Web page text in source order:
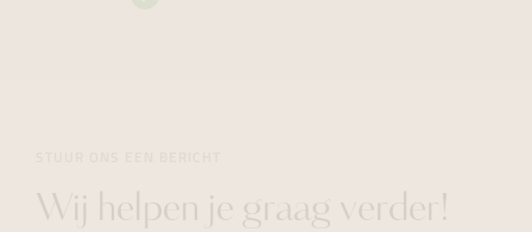
Wij helpen je graag verder!